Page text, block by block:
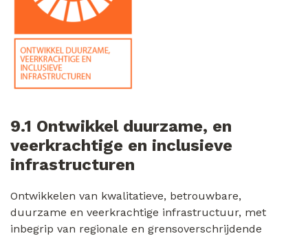
9.1 Ontwikkel duurzame, en
veerkrachtige en inclusieve
infrastructuren
Ontwikkelen van kwalitatieve, betrouwbare,
duurzame en veerkrachtige infrastructuur, met
inbegrip van regionale en grensoverschrijdende